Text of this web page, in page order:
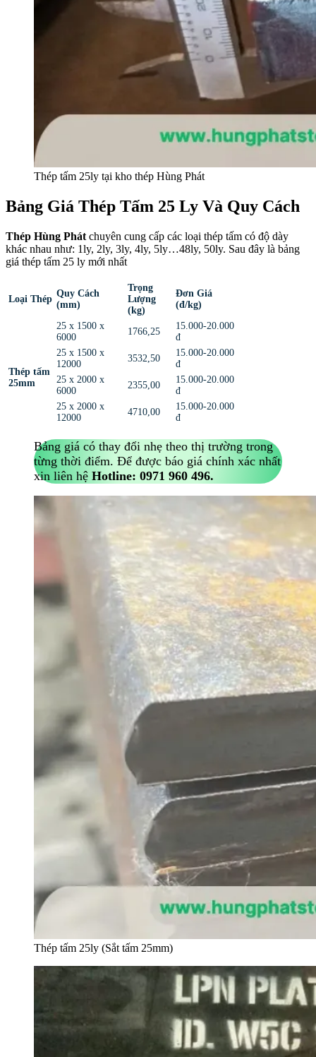
Thép tấm 25ly tại kho thép Hùng Phát
Bảng Giá Thép Tấm 25 Ly Và Quy Cách
Thép Hùng Phát chuyên cung cấp các loại thép tấm có độ dày
khác nhau như: 1ly, 2ly, 3ly, 4ly, 5ly…48ly, 50ly. Sau đây là bảng
giá thép tấm 25 ly mới nhất
Loại Thép
Quy Cách
(mm)
Trọng
Lượng
(kg)
Đơn Giá
(đ/kg)
Thép tấm
25mm
25 x 1500 x
6000
1766,25
15.000-20.000
đ
25 x 1500 x
12000
3532,50
15.000-20.000
đ
25 x 2000 x
6000
2355,00
15.000-20.000
đ
25 x 2000 x
12000
4710,00
15.000-20.000
đ
Bảng giá có thay đổi nhẹ theo thị trường trong
từng thời điểm. Để được báo giá chính xác nhất
xin liên hệ Hotline: 0971 960 496.
Thép tấm 25ly (Sắt tấm 25mm)